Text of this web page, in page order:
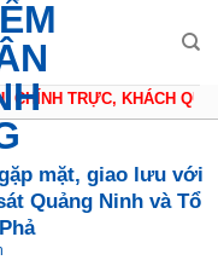
TRỰC, KHÁCH
mặt, giao lưu với
Quảng Ninh và Tổ